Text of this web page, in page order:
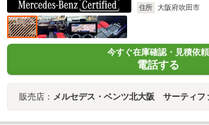
住所
大阪府吹田市
今すぐ在庫確認・見積依頼
電話する
販売店： メルセデス・ベンツ北大阪 サーティフ